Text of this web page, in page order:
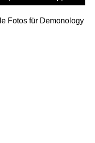
Fotos für Demonology